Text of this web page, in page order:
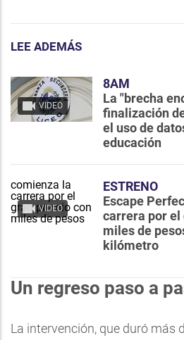
LEE ADEMÁS
VIDEO
8AM
La "brecha
finalización
el uso de
educación
VIDEO
ESTRENO
Escape
carrera por el
miles de
kilómetro
Un regreso paso a
La intervención, que duró más